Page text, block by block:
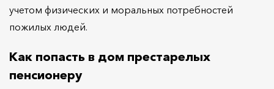
учетом физических и моральных потребностей
пожилых людей.
Как попасть в дом престарелых
пенсионеру